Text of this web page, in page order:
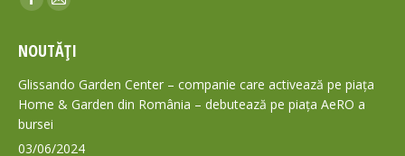
Facebook
opens
in
new
window
Mail
opens
in
new
NOUTĂȚI
Glissando Garden Center – companie care activează pe piața
Home & Garden din România – debutează pe piața AeRO a
bursei
03/06/2024